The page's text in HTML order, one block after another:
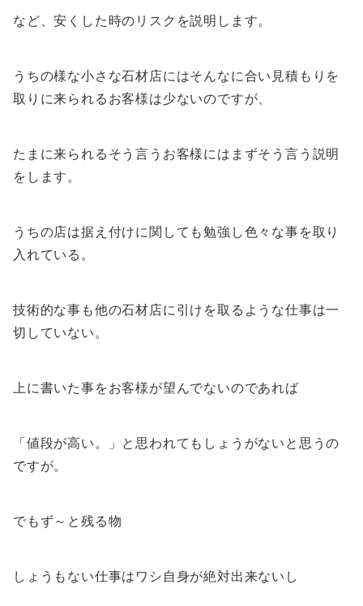
など、安くした時のリスクを説明します。
うちの様な小さな石材店にはそんなに合い見積もりを
取りに来られるお客様は少ないのですが、
たまに来られるそう言うお客様にはまずそう言う説明
をします。
うちの店は据え付けに関しても勉強し色々な事を取り
入れている。
技術的な事も他の石材店に引けを取るような仕事は一
切していない。
上に書いた事をお客様が望んでないのであれば
「値段が高い。」と思われてもしょうがないと思うの
ですが。
でもず～と残る物
しょうもない仕事はワシ自身が絶対出来ないし